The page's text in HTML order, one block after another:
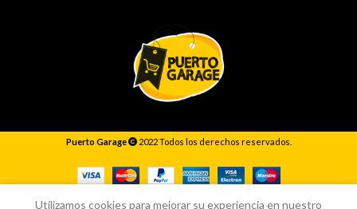
Puerto Garage 2022 Todos los derechos reservados.
Utilizamos cookies para mejorar su experiencia en nuestro